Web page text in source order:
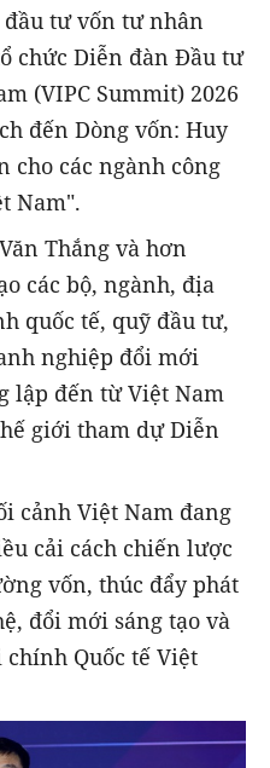
tư vốn tư nhân
chức Diễn đàn Đầu tư
(VIPC Summit) 2026
đến Dòng vốn: Huy
cho các ngành công
Nam".
Thắng và hơn
các bộ, ngành, địa
quốc tế, quỹ đầu tư,
nghiệp đổi mới
lập đến từ Việt Nam
giới tham dự Diễn
cảnh Việt Nam đang
cải cách chiến lược
vốn, thúc đẩy phát
đổi mới sáng tạo và
Quốc tế Việt